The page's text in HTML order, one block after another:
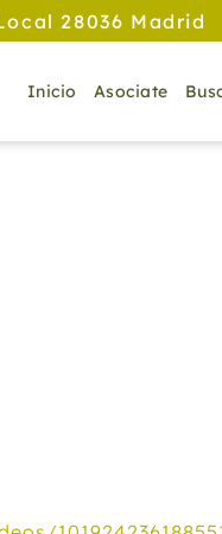
28036 Madrid
Inicio Asociate